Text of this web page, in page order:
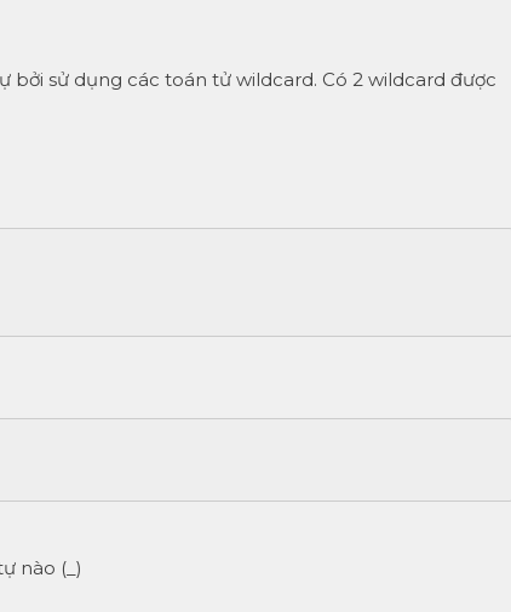
bởi sử dụng các toán tử wildcard. Có 2 wildcard được
nào (_)